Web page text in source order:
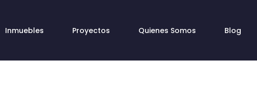
Inmuebles Proyectos Quienes Somos Blog